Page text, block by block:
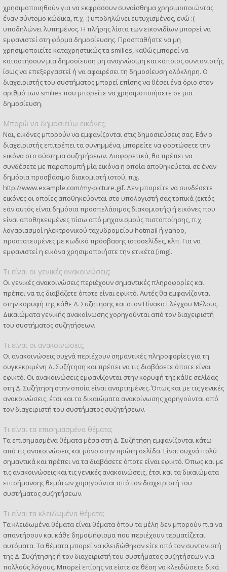
χρησιμοποιηθούν για να εκφράσουν συναίσθημα χρησιμοποιώντας
έναν σύντομο κώδικα, π.χ. :) υποδηλώνει ευτυχισμένος, ενώ :(
υποδηλώνει λυπημένος. Η πλήρης λίστα των εικονιδίων μπορεί να
εμφανιστεί στη φόρμα δημοσίευσης. Προσπαθήστε να μη
χρησιμοποιείτε καταχρηστικώς τα smilies, καθώς μπορεί να
καταστήσουν μια δημοσίευση μη αναγνώσιμη και κάποιος συντονιστής
ίσως να επεξεργαστεί ή να αφαιρέσει τη δημοσίευση ολόκληρη. Ο
διαχειριστής του συστήματος μπορεί επίσης να θέσει ένα όριο στον
αριθμό των smilies που μπορείτε να χρησιμοποιήσετε σε μια
δημοσίευση.
Μπορώ να δημοσιεύω εικόνες;
Ναι, εικόνες μπορούν να εμφανίζονται στις δημοσιεύσεις σας. Εάν ο
διαχειριστής επιτρέπει τα συνημμένα, μπορείτε να φορτώσετε την
εικόνα στο σύστημα συζητήσεων. Διαφορετικά, θα πρέπει να
συνδέσετε με παραπομπή μία εικόνα η οποία αποθηκεύεται σε έναν
δημόσια προσβάσιμο διακομιστή ιστού, π.χ.
http://www.example.com/my-picture.gif. Δεν μπορείτε να συνδέσετε
εικόνες οι οποίες αποθηκεύονται στο υπολογιστή σας τοπικά (εκτός
εάν αυτός είναι δημόσια προσπελάσιμος διακομιστής) ή εικόνες που
είναι αποθηκευμένες πίσω από μηχανισμούς πιστοποίησης, π.χ.
λογαριασμοί ηλεκτρονικού ταχυδρομείου hotmail ή yahoo,
προστατευμένες με κωδικό πρόσβασης ιστοσελίδες, κλπ. Για να
εμφανιστεί η εικόνα χρησιμοποιήστε την ετικέτα [img].
Τι είναι οι γενικές ανακοινώσεις;
Οι γενικές ανακοινώσεις περιέχουν σημαντικές πληροφορίες και
πρέπει να τις διαβάζετε όποτε είναι εφικτό. Αυτές θα εμφανίζονται
στην κορυφή της κάθε Δ. Συζήτησης και στον Πίνακα Ελέγχου Μέλους.
Δικαιώματα γενικής ανακοίνωσης χορηγούνται από τον διαχειριστή
του συστήματος συζητήσεων.
Τι είναι οι ανακοινώσεις;
Οι ανακοινώσεις συχνά περιέχουν σημαντικές πληροφορίες για τη
συγκεκριμένη Δ. Συζήτηση και πρέπει να τις διαβάσετε όποτε είναι
εφικτό. Οι ανακοινώσεις εμφανίζονται στην κορυφή της κάθε σελίδας
στη Δ. Συζήτηση στην οποία είναι αναρτημένες. Όπως και με τις γενικές
ανακοινώσεις, έτσι και τα δικαιώματα ανακοίνωσης χορηγούνται από
τον διαχειριστή του συστήματος συζητήσεων.
Τι είναι τα επισημασμένα θέματα;
Τα επισημασμένα θέματα μέσα στη Δ. Συζήτηση εμφανίζονται κάτω
από τις ανακοινώσεις και μόνο στην πρώτη σελίδα. Είναι συχνά πολύ
σημαντικά και πρέπει να τα διαβάσετε όποτε είναι εφικτό. Όπως και με
τις ανακοινώσεις και τις γενικές ανακοινώσεις, έτσι και τα δικαιώματα
επισήμανσης θεμάτων χορηγούνται από τον διαχειριστή του
συστήματος συζητήσεων.
Τι είναι τα κλειδωμένα θέματα;
Τα κλειδωμένα θέματα είναι θέματα όπου τα μέλη δεν μπορούν πια να
απαντήσουν και κάθε δημοψήφισμα που περιέχουν τερματίζεται
αυτόματα. Τα θέματα μπορεί να κλειδώθηκαν είτε από τον συντονιστή
της Δ. Συζήτησης ή τον διαχειριστή του συστήματος συζητήσεων για
πολλούς λόγους. Μπορεί επίσης να είστε σε θέση να κλειδώσετε δικά